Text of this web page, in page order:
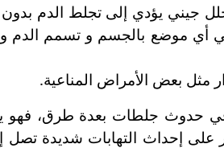
جيني يؤدي إلى تجلط الدم
أي موضع بالجسم و تسمم الدم و
مثل بعض الأمراض المناعية.
كورونا كوفيد19 يستطيع أن يتسبب في حدوث
على إحداث التهابات شديدة